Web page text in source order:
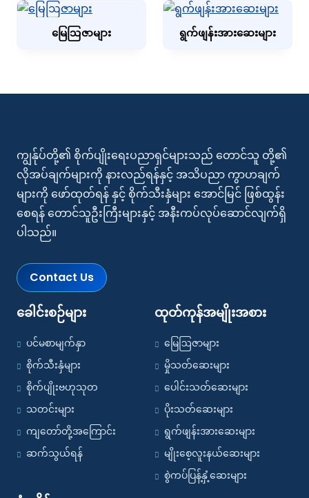
မြေဩဇာများ ရွက်ဖျန်းအားဆေးများ
ကျွန်ုပ်တို့၏ စိုက်ပျိုးရေးပညာရှင်များသည် တောင်သူ တို့၏
လိုအပ်ချက်များကို နားလည်ရန်နှင့် အသိပညာ ကွာဟချက်
များကို ဖော်ထုတ်ရန် နှင့် စိုက်သီးနှံများ အောင်မြင် ဖြစ်ထွန်း
စေရန် တောင်သူဦးကြီးများနှင့် အနီးကပ်လုပ်ဆောင်လျက်ရှိ
ပါသည်။
Contact Us
ခေါင်းစဉ်များ
ပင်မစာမျက်နှာ
စိုက်သီးနှံများ
စိုက်ပျိုးဗဟုသုတ
သတင်းများ
ကျတော်တို့အကြောင်း
ဆက်သွယ်ရန်
ထုတ်ကုန်အမျိုးအစား
မြေဩဇာများ
မှိုသတ်ဆေးများ
ပေါင်းသတ်ဆေးများ
ပိုးသတ်ဆေးများ
ရွက်ဖျန်းအားဆေးများ
မျိုးစေ့လူးနယ်ဆေးများ
စွဲကပ်ပြန့်နှံ့ဆေးများ